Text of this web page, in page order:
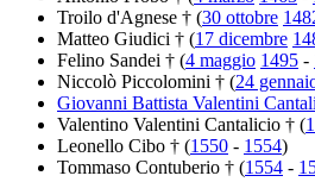
Troilo d'Agnese † (30 ottobre
Matteo Giudici † (17 dicembre
Felino Sandei † (4 maggio 1495 -
Niccolò Piccolomini † (24
Giovanni Battista Valentini
Valentino Valentini Cantalicio † (
Leonello Cibo † (1550 - 1554)
Tommaso Contuberio † (1554 -